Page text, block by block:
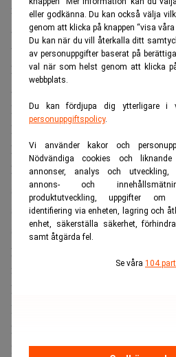
eller godkänna. Du kan också välja
genom att klicka på knappen “visa våra
Du kan när du vill återkalla ditt
av personuppgifter baserat på
val när som helst genom att klicka
webbplats.
Du kan fördjupa dig ytterligare i
personuppgiftspolicy.
Vi använder kakor och
Nödvändiga cookies och
annonser, analys och utveckling,
annons- och
produktutveckling, uppgifter om
identifiering via enheten, lagring och
enhet, säkerställa säkerhet,
samt åtgärda fel.
Se våra 104
men väldigt många har faktiskt
av dem bara en morot för att
unga år. Nedmonteringen av den
har dock gjort att det saknas
att pensionsspara privat.
Därför har vi föreslagit det vi
PSK. Med det skulle svenskarna
kapitalförsäkring, där spararen
hen väljer att låsa pengarna till
skatten på en kapitalförsäkring
schablonintäkten. På ett PSK där
skulle skatten på denna
procent. Det innebär en skatt på
med dagens 0,375 procent.
Ett PSK är dessutom, till skillnad
IPS, inkomstneutralt. En oönskad
höginkomsttagare gynnades
lön. Någon sådan effekt finns